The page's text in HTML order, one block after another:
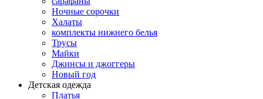
Ночные сорочки
Халаты
комплекты нижнего белья
Трусы
Майки
Джинсы и джоггеры
Новый год
Детская одежда
Платья